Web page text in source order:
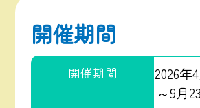
開催期間
開催期間
2026年
～9月